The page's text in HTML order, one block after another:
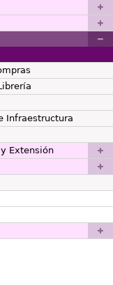
Infraestructura
Extensión